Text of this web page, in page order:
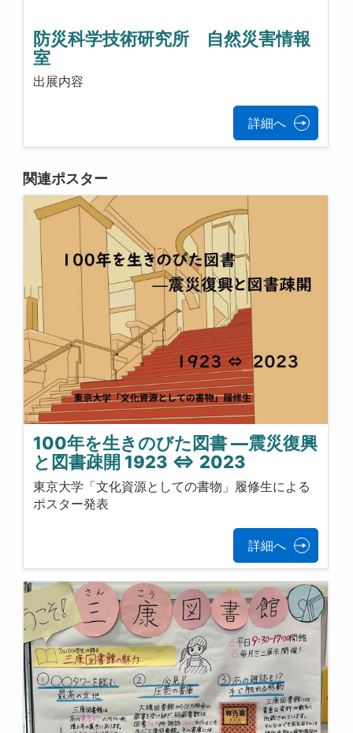
防災科学技術研究所 自然災害情報
室
出展内容
詳細へ
関連ポスター
100年を生きのびた図書 ―震災復興
と図書疎開 1923 ⇔ 2023
東京大学「文化資源としての書物」履修生による
ポスター発表
詳細へ